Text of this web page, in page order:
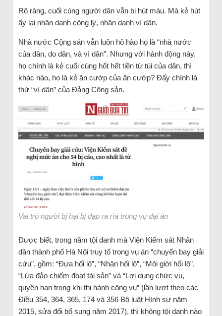
Rõ ràng, cuối cùng người dân vẫn bị hút máu. Mà kẻ hút
ấy lại nhân danh công lý, nhân danh vì dân.
Nhà nước Cộng sản vẫn luôn hô hào họ là “nhà nước
của dân, do dân, và vì dân”. Nhưng với hành động này,
họ chính là kẻ cuối cùng hốt hết tiền từ túi của dân, thì
khác nào, họ là kẻ ăn cướp của ăn cướp? Đấy chính là
thứ “vì dân” của Đảng Cộng sản.
Vai trò người bị hại bị đạp ra rìa trong vụ đại án
Được biết, trong năm tội danh mà Viện Kiểm sát Nhân
dân thành phố Hà Nội truy tố trong vụ án “chuyến bay giải
cứu”, gồm: “Đưa hối lộ”, “Nhận hối lộ”, “Môi giới hối lộ”,
“Lừa đảo chiếm đoạt tài sản” và “Lợi dụng chức vụ,
quyền hạn trong khi thi hành công vụ” (lần lượt theo các
Điều 354, 364, 365, 174 và 356 Bộ luật Hình sự năm
2015, sửa đổi bổ sung năm 2017), thì không tội danh nào